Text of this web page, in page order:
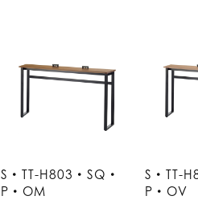
S・TT-H803・SQ・
P・OM
S・TT-
P・OV